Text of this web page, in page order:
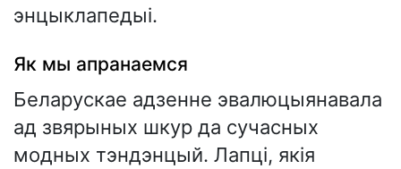
энцыклапедыі.
Як мы апранаемся
Беларускае адзенне эвалюцыянавала
ад звярыных шкур да сучасных
модных тэндэнцый. Лапці, якія